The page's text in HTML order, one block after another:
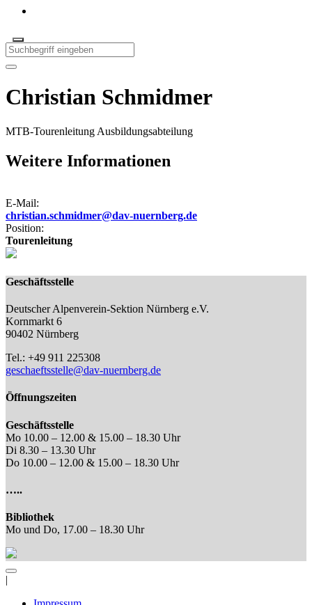
Christian Schmidmer
MTB-Tourenleitung Ausbildungsabteilung
Weitere Informationen
E-Mail:
christian.schmidmer@dav-nuernberg.de
Position:
Tourenleitung
Geschäftsstelle
Deutscher Alpenverein-Sektion Nürnberg e.V.
Kornmarkt 6
90402 Nürnberg
Tel.: +49 911 225308
geschaeftsstelle@dav-nuernberg.de
Öffnungszeiten
Geschäftsstelle
Mo 10.00 – 12.00 & 15.00 – 18.30 Uhr
Di 8.30 – 13.30 Uhr
Do 10.00 – 12.00 & 15.00 – 18.30 Uhr
…..
Bibliothek
Mo und Do, 17.00 – 18.30 Uhr
|